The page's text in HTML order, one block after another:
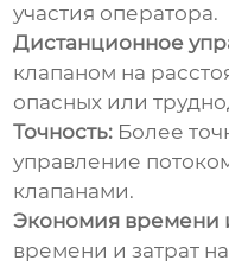
участия оператора.
Дистанционное
клапаном на
опасных или
Точность: Более
управление
клапанами.
Экономия времени
времени и затрат